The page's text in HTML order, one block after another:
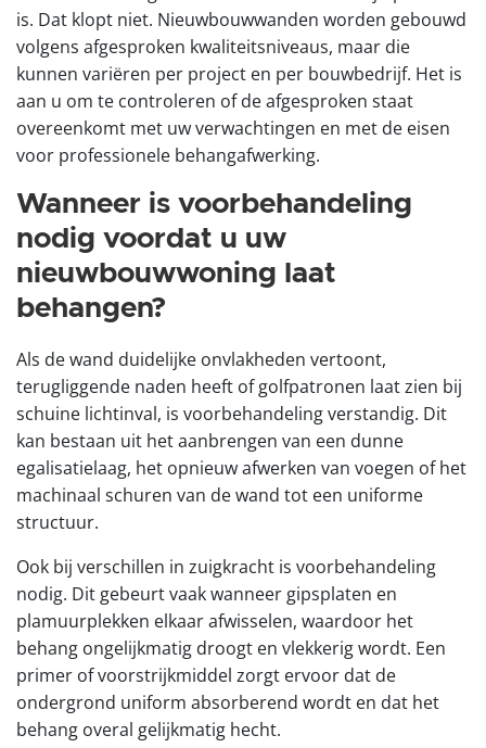
is. Dat klopt niet. Nieuwbouwwanden worden gebouwd
volgens afgesproken kwaliteitsniveaus, maar die
kunnen variëren per project en per bouwbedrijf. Het is
aan u om te controleren of de afgesproken staat
overeenkomt met uw verwachtingen en met de eisen
voor professionele behangafwerking.
Wanneer is voorbehandeling
nodig voordat u uw
nieuwbouwwoning laat
behangen?
Als de wand duidelijke onvlakheden vertoont,
terugliggende naden heeft of golfpatronen laat zien bij
schuine lichtinval, is voorbehandeling verstandig. Dit
kan bestaan uit het aanbrengen van een dunne
egalisatielaag, het opnieuw afwerken van voegen of het
machinaal schuren van de wand tot een uniforme
structuur.
Ook bij verschillen in zuigkracht is voorbehandeling
nodig. Dit gebeurt vaak wanneer gipsplaten en
plamuurplekken elkaar afwisselen, waardoor het
behang ongelijkmatig droogt en vlekkerig wordt. Een
primer of voorstrijkmiddel zorgt ervoor dat de
ondergrond uniform absorberend wordt en dat het
behang overal gelijkmatig hecht.